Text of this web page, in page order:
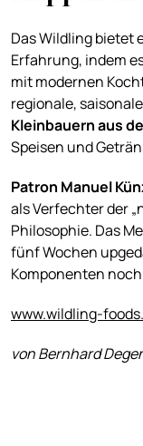
Das Wildling bietet
Erfahrung, indem
mit modernen
regionale,
Kleinbauern aus
Speisen und
Patron Manuel
als Verfechter der
Philosophie. Das
fünf Wochen
Komponenten
www.wildling-
von Bernhard